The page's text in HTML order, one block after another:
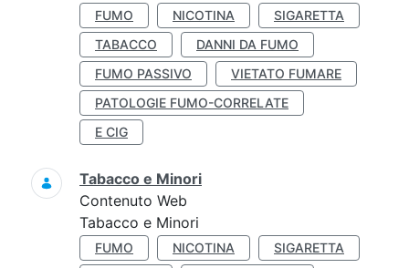
FUMO NICOTINA
SIGARETTA
TABACCO
DANNI DA FUMO
FUMO PASSIVO
VIETATO FUMARE
PATOLOGIE FUMO-CORRELATE
E CIG
Tabacco e Minori
Contenuto Web
Tabacco e Minori
FUMO NICOTINA
SIGARETTA